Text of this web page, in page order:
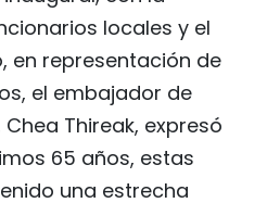
locales y el
en representación de
el embajador de
Thireak, expresó
65 años, estas
una estrecha